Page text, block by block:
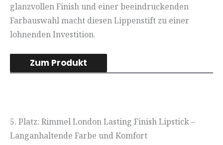
glanzvollen Finish und einer beeindruckenden
Farbauswahl macht diesen Lippenstift zu einer
lohnenden Investition.
Zum Produkt
5. Platz: Rimmel London Lasting Finish Lipstick –
Langanhaltende Farbe und Komfort